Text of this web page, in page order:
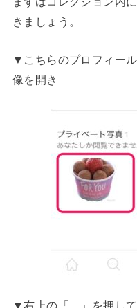
きましょう。
▼こちらのプロフィー
像を開き
▼右上の「…」を押して